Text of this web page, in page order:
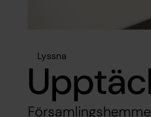
Lyssna